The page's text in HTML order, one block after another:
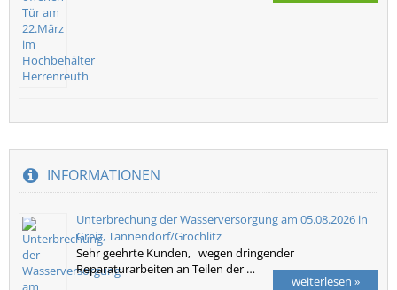
INFORMATIONEN
Unterbrechung der Wasserversorgung am 05.08.2026 in
Greiz, Tannendorf/Grochlitz
Sehr geehrte Kunden, wegen dringender
Reparaturarbeiten an Teilen der …
weiterlesen »